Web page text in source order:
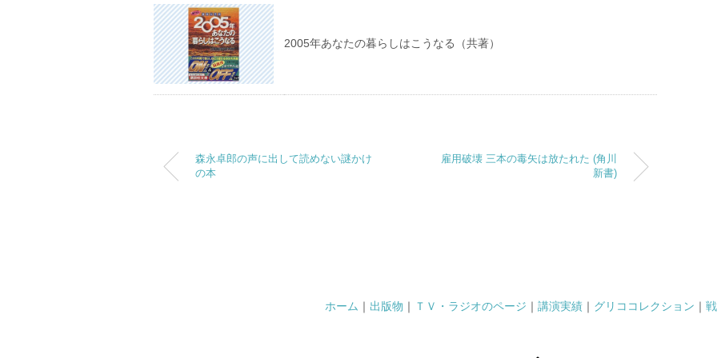
2005年あなたの暮らしはこうなる（共著）
森永卓郎の声に出して読めない謎かけ
の本
雇用破壊 三本の毒矢は放たれた (角川
新書)
ホーム ｜ 出版物 ｜ ＴＶ・ラジオのページ ｜ 講演実績 ｜ グリココレクション ｜